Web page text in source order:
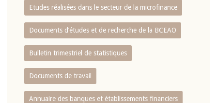
Etudes réalisées dans le secteur de la microfinance
Documents d’études et de recherche de la BCEAO
Bulletin trimestriel de statistiques
Documents de travail
Annuaire des banques et établissements financiers